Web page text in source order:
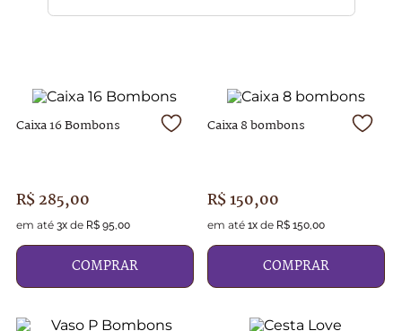
Caixa 16 Bombons
R$ 285,00
em até 3xde R$ 95,00
COMPRAR
Caixa 8 bombons
R$ 150,00
em até 1xde R$ 150,00
COMPRAR
abricot